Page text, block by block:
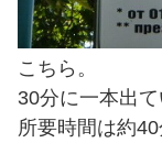
こちら。
30分に一本出て
所要時間は約